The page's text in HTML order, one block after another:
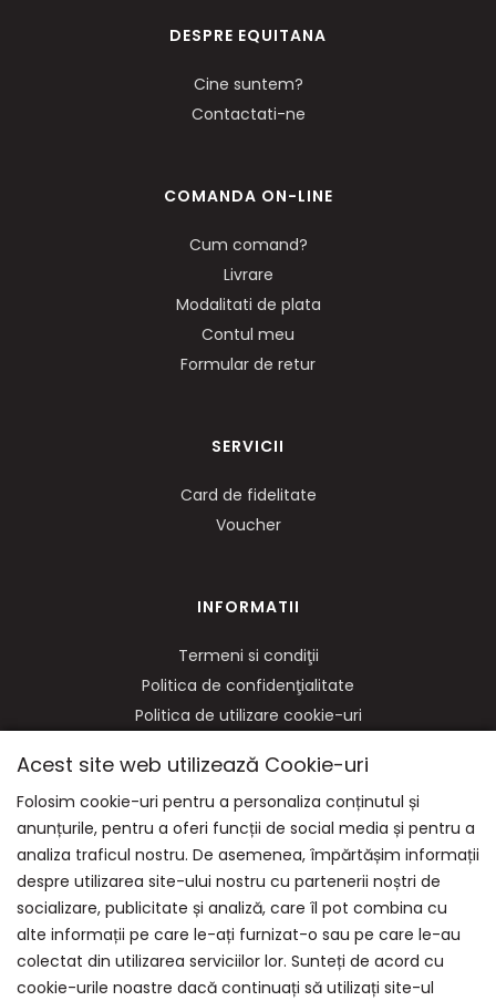
DESPRE EQUITANA
Cine suntem?
Contactati-ne
COMANDA ON-LINE
Cum comand?
Livrare
Modalitati de plata
Contul meu
Formular de retur
SERVICII
Card de fidelitate
Voucher
INFORMATII
Termeni si condiţii
Politica de confidenţialitate
Politica de utilizare cookie-uri
Soluționarea litigiilor
NE GASITI PE:
Acest site web utilizează Cookie-uri
Folosim cookie-uri pentru a personaliza conținutul și
anunțurile, pentru a oferi funcții de social media și pentru a
analiza traficul nostru. De asemenea, împărtășim informații
despre utilizarea site-ului nostru cu partenerii noștri de
socializare, publicitate și analiză, care îl pot combina cu
alte informații pe care le-ați furnizat-o sau pe care le-au
colectat din utilizarea serviciilor lor. Sunteți de acord cu
cookie-urile noastre dacă continuați să utilizați site-ul